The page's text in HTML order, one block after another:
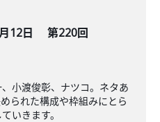
12日 第220回
小渡俊彰、ナツコ。ネタあ
られた構成や枠組みにとら
いきます。